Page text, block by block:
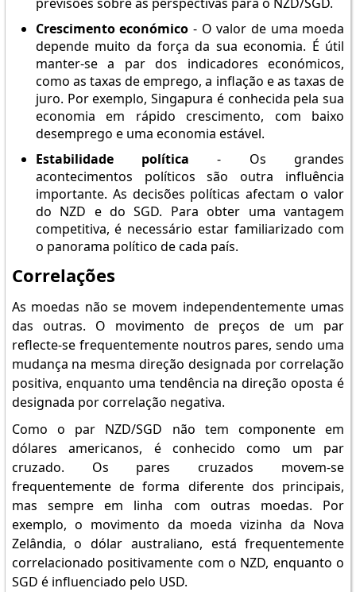
previsões sobre as perspectivas para o NZD/SGD.
Crescimento económico - O valor de uma moeda
depende muito da força da sua economia. É útil
manter-se a par dos indicadores económicos,
como as taxas de emprego, a inflação e as taxas de
juro. Por exemplo, Singapura é conhecida pela sua
economia em rápido crescimento, com baixo
desemprego e uma economia estável.
Estabilidade política - Os grandes
acontecimentos políticos são outra influência
importante. As decisões políticas afectam o valor
do NZD e do SGD. Para obter uma vantagem
competitiva, é necessário estar familiarizado com
o panorama político de cada país.
Correlações
As moedas não se movem independentemente umas
das outras. O movimento de preços de um par
reflecte-se frequentemente noutros pares, sendo uma
mudança na mesma direção designada por correlação
positiva, enquanto uma tendência na direção oposta é
designada por correlação negativa.
Como o par NZD/SGD não tem componente em
dólares americanos, é conhecido como um par
cruzado. Os pares cruzados movem-se
frequentemente de forma diferente dos principais,
mas sempre em linha com outras moedas. Por
exemplo, o movimento da moeda vizinha da Nova
Zelândia, o dólar australiano, está frequentemente
correlacionado positivamente com o NZD, enquanto o
SGD é influenciado pelo USD.